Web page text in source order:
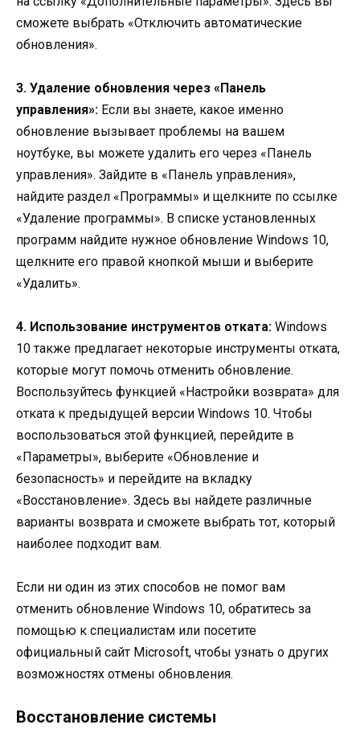
сможете выбрать «Отключить автоматические
обновления».
3. Удаление обновления через «Панель
управления»: Если вы знаете, какое именно
обновление вызывает проблемы на вашем
ноутбуке, вы можете удалить его через «Панель
управления». Зайдите в «Панель управления»,
найдите раздел «Программы» и щелкните по ссылке
«Удаление программы». В списке установленных
программ найдите нужное обновление Windows 10,
щелкните его правой кнопкой мыши и выберите
«Удалить».
4. Использование инструментов отката: Windows
10 также предлагает некоторые инструменты отката,
которые могут помочь отменить обновление.
Воспользуйтесь функцией «Настройки возврата» для
отката к предыдущей версии Windows 10. Чтобы
воспользоваться этой функцией, перейдите в
«Параметры», выберите «Обновление и
безопасность» и перейдите на вкладку
«Восстановление». Здесь вы найдете различные
варианты возврата и сможете выбрать тот, который
наиболее подходит вам.
Если ни один из этих способов не помог вам
отменить обновление Windows 10, обратитесь за
помощью к специалистам или посетите
официальный сайт Microsoft, чтобы узнать о других
возможностях отмены обновления.
Восстановление системы